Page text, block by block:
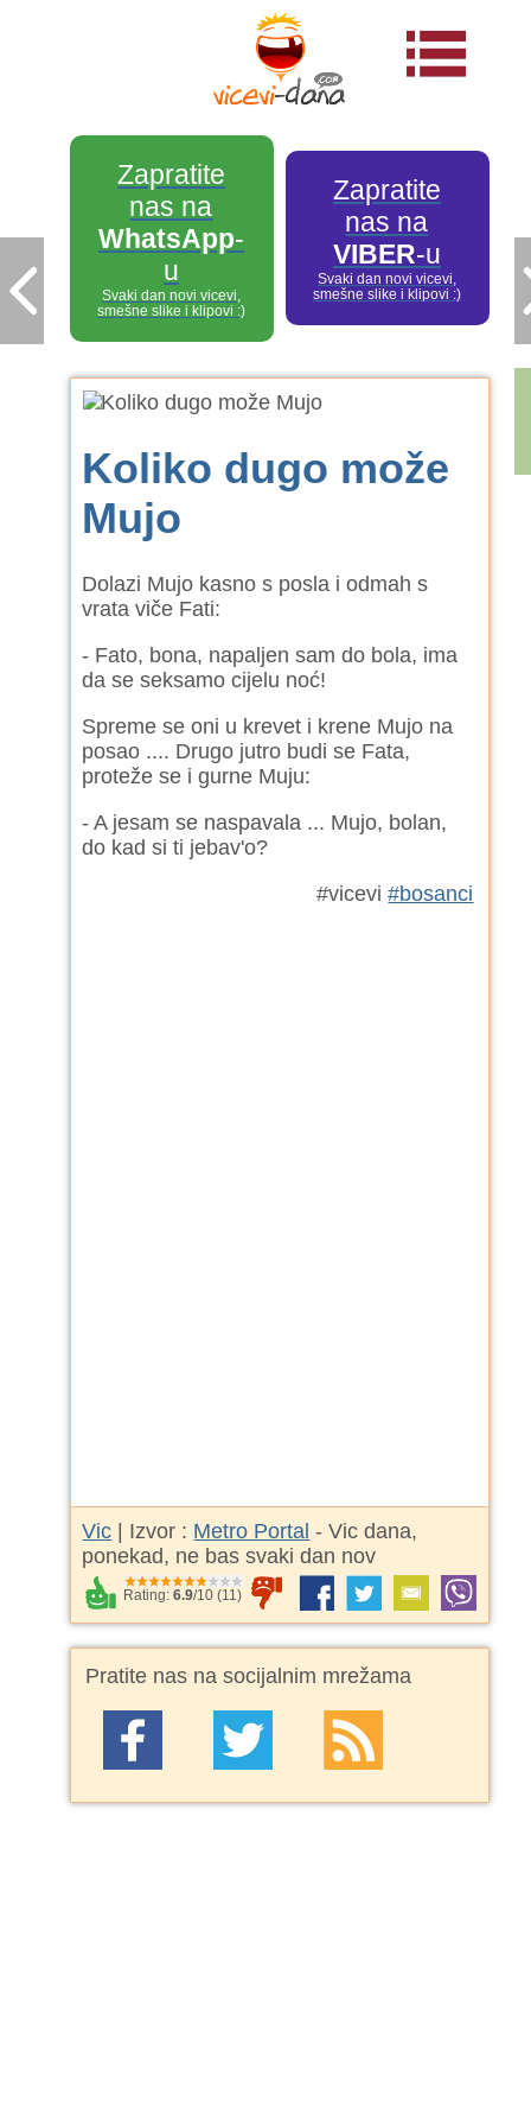
Zapratite
nas na
WhatsApp-
u
Svaki dan novi vicevi,
smešne slike i klipovi :)
Zapratite
nas na
VIBER-u
Svaki dan novi vicevi,
smešne slike i klipovi :)
Koliko dugo može
Mujo
Dolazi Mujo kasno s posla i odmah s
vrata viče Fati:
- Fato, bona, napaljen sam do bola, ima
da se seksamo cijelu noć!
Spreme se oni u krevet i krene Mujo na
posao .... Drugo jutro budi se Fata,
proteže se i gurne Muju:
- A jesam se naspavala ... Mujo, bolan,
do kad si ti jebav'o?
#vicevi#bosanci
Vic | Izvor : Metro Portal - Vic dana,
ponekad, ne bas svaki dan nov
Rating:6.9/10 (11)
Pratite nas na socijalnim mrežama